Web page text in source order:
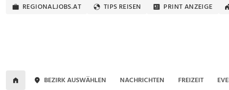
REGIONALJOBS.AT TIPS REISEN PRINT ANZEIGE
BEZIRK AUSWÄHLEN NACHRICHTEN FREIZEIT